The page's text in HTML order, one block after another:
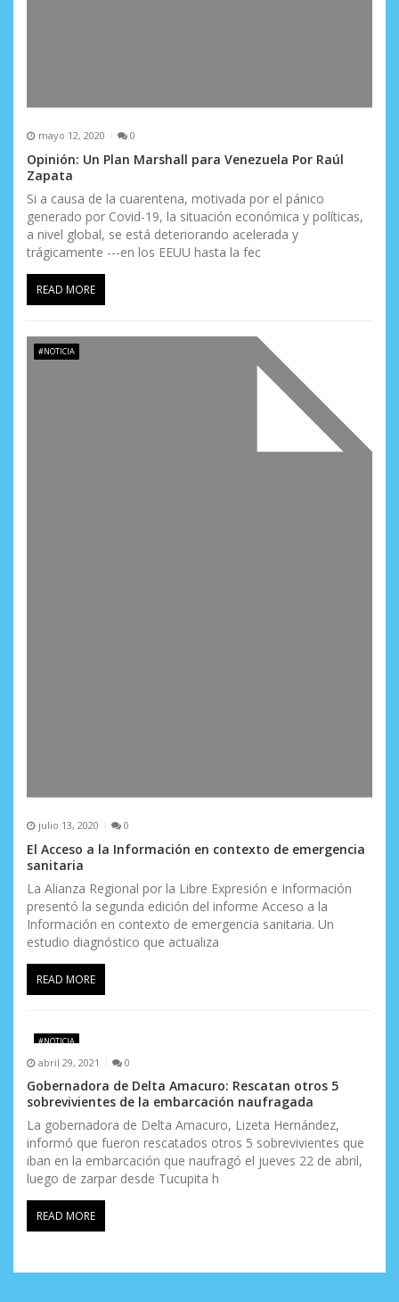
mayo 12, 2020 0
Opinión: Un Plan Marshall para Venezuela Por Raúl
Zapata
Si a causa de la cuarentena, motivada por el pánico
generado por Covid-19, la situación económica y políticas,
a nivel global, se está deteriorando acelerada y
trágicamente ---en los EEUU hasta la fec
READ MORE
#NOTICIA
julio 13, 2020 0
El Acceso a la Información en contexto de emergencia
sanitaria
La Alianza Regional por la Libre Expresión e Información
presentó la segunda edición del informe Acceso a la
Información en contexto de emergencia sanitaria. Un
estudio diagnóstico que actualiza
READ MORE
#NOTICIA
abril 29, 2021 0
Gobernadora de Delta Amacuro: Rescatan otros 5
sobrevivientes de la embarcación naufragada
La gobernadora de Delta Amacuro, Lizeta Hernández,
informó que fueron rescatados otros 5 sobrevivientes que
iban en la embarcación que naufragó el jueves 22 de abril,
luego de zarpar desde Tucupita h
READ MORE